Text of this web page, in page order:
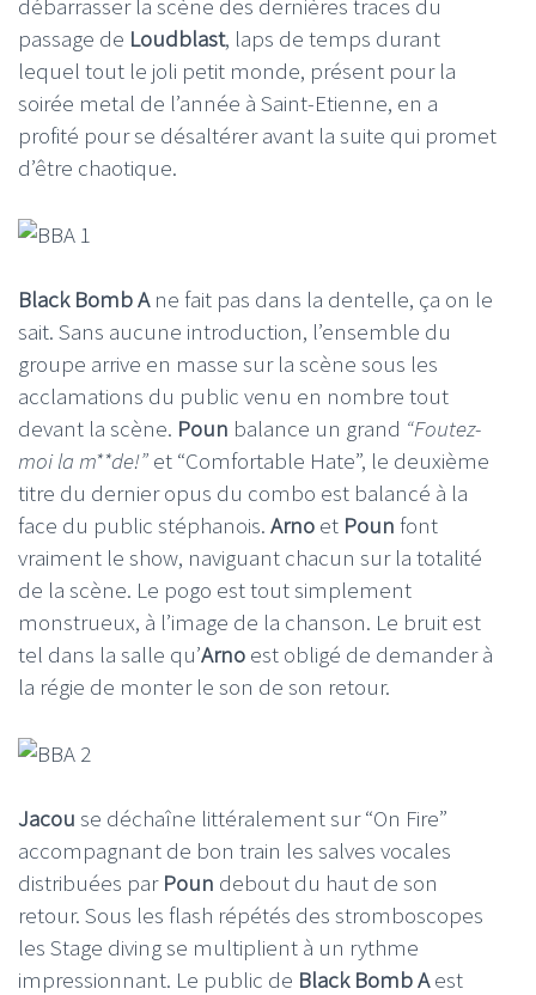
débarrasser la scène des dernières traces du
passage de Loudblast, laps de temps durant
lequel tout le joli petit monde, présent pour la
soirée metal de l’année à Saint-Etienne, en a
profité pour se désaltérer avant la suite qui promet
d’être chaotique.
Black Bomb Ane fait pas dans la dentelle, ça on le
sait. Sans aucune introduction, l’ensemble du
groupe arrive en masse sur la scène sous les
acclamations du public venu en nombre tout
devant la scène. Poun balance un grand “Foutez-
moi la m**de!” et “Comfortable Hate”, le deuxième
titre du dernier opus du combo est balancé à la
face du public stéphanois. Arno et Poun font
vraiment le show, naviguant chacun sur la totalité
de la scène. Le pogo est tout simplement
monstrueux, à l’image de la chanson. Le bruit est
tel dans la salle qu’Arno est obligé de demander à
la régie de monter le son de son retour.
Jacou se déchaîne littéralement sur “On Fire”
accompagnant de bon train les salves vocales
distribuées par Poun debout du haut de son
retour. Sous les flash répétés des stromboscopes
les Stage diving se multiplient à un rythme
impressionnant. Le public de Black Bomb Aest